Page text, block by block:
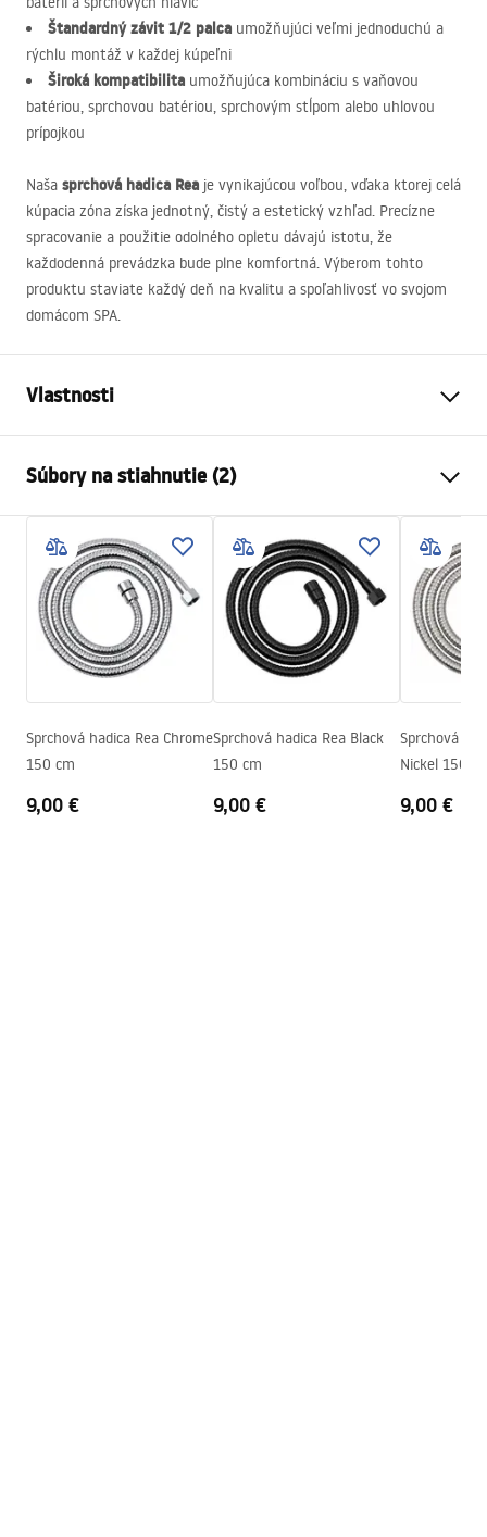
Štandardný závit 1/2 palca umožňujúci veľmi jednoduchú a
rýchlu montáž v každej kúpeľni
Široká kompatibilita umožňujúca kombináciu s vaňovou
batériou, sprchovou batériou, sprchovým stĺpom alebo uhlovou
prípojkou
Naša sprchová hadica Rea je vynikajúcou voľbou, vďaka ktorej celá
kúpacia zóna získa jednotný, čistý a estetický vzhľad. Precízne
spracovanie a použitie odolného opletu dávajú istotu, že
každodenná prevádzka bude plne komfortná. Výberom tohto
produktu staviate každý deň na kvalitu a spoľahlivosť vo svojom
domácom SPA.
Vlastnosti
Záruka
Materiál
nehrdzavejúca oceľ, ABS
Váha
1kg
Producentský kód
JS-016GG
Farba
Titán
Súbory na stiahnutie (2)
Bezpečnostné informácie
WARUNKI_BEZPIECZENSTWA_AKCESORIA_LAZIENKOWE.
Záručné podmienky
Warranty_Terms_and_Conditions_Accessories_-_24.pdf
Sprchová hadica Rea Chrome
150 cm
9,00 €
Sprchová hadica Rea Black
150 cm
9,00 €
Sprchová
Nickel 150
9,00 €